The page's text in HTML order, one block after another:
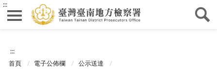
:::
:::
首頁 電子公佈欄 公示送達